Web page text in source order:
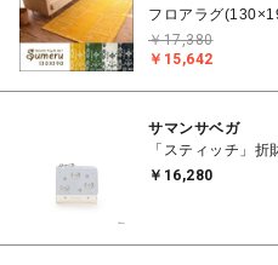
フロアラグ
￥15,642
￥17,380
サマンサベガ
「スティッチ」折
￥16,280